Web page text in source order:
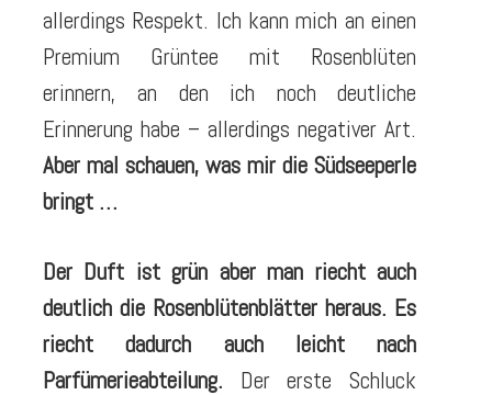
allerdings Respekt. Ich kann mich an einen
Premium Grüntee mit Rosenblüten
erinnern, an den ich noch deutliche
Erinnerung habe – allerdings negativer Art.
Aber mal schauen, was mir die Südseeperle
bringt …
Der Duft ist grün aber man riecht auch
deutlich die Rosenblütenblätter heraus. Es
riecht dadurch auch leicht nach
Parfümerieabteilung. Der erste Schluck